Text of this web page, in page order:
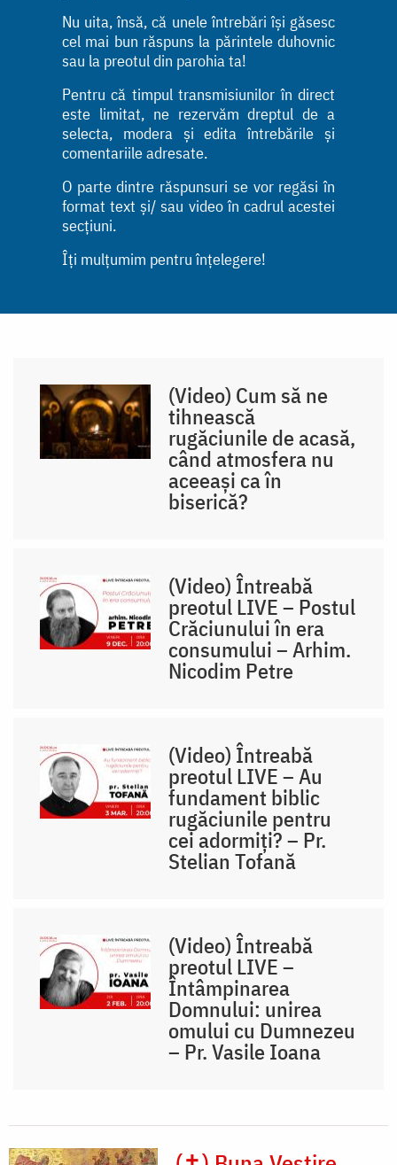
Nu uita, însă, că unele întrebări își găsesc
cel mai bun răspuns la părintele duhovnic
sau la preotul din parohia ta!
Pentru că timpul transmisiunilor în direct
este limitat, ne rezervăm dreptul de a
selecta, modera și edita întrebările și
comentariile adresate.
O parte dintre răspunsuri se vor regăsi în
format text și/ sau video în cadrul acestei
secțiuni.
Îți mulțumim pentru înțelegere!
(Video) Cum să ne
tihnească
rugăciunile de acasă,
când atmosfera nu
aceeași ca în
biserică?
(Video) Întreabă
preotul LIVE – Postul
Crăciunului în era
consumului – Arhim.
Nicodim Petre
(Video) Întreabă
preotul LIVE – Au
fundament biblic
rugăciunile pentru
cei adormiți? – Pr.
Stelian Tofană
(Video) Întreabă
preotul LIVE –
Întâmpinarea
Domnului: unirea
omului cu Dumnezeu
– Pr. Vasile Ioana